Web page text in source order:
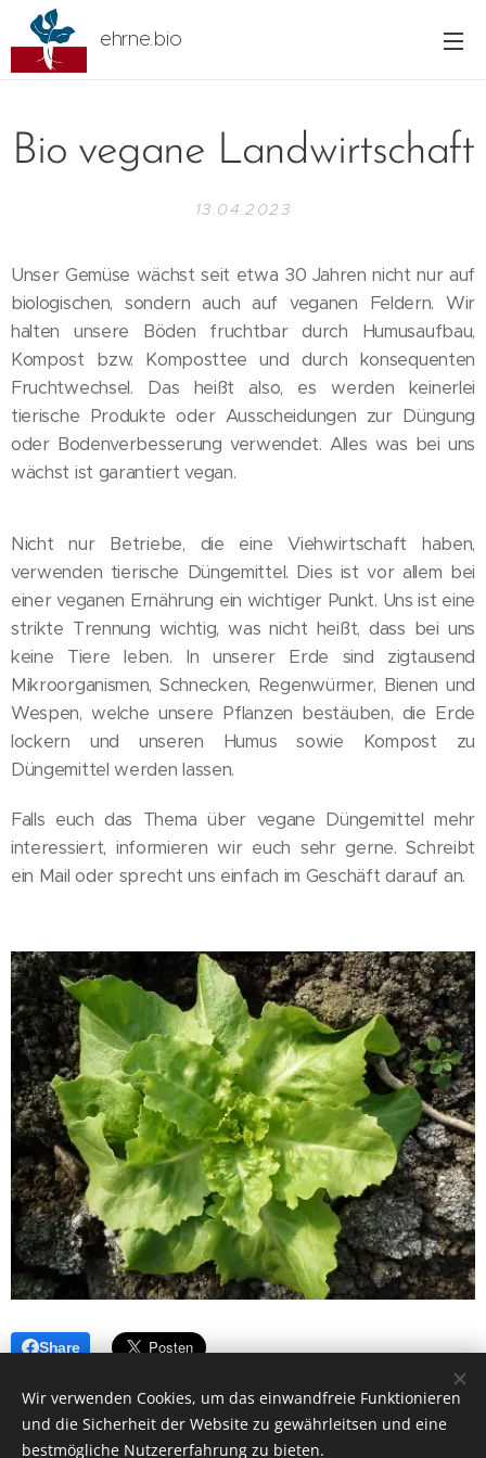
ehrne.bio
Bio vegane Landwirtschaft
13.04.2023
Unser Gemüse wächst seit etwa 30 Jahren nicht nur auf
biologischen, sondern auch auf veganen Feldern. Wir
halten unsere Böden fruchtbar durch Humusaufbau,
Kompost bzw. Komposttee und durch konsequenten
Fruchtwechsel. Das heißt also, es werden keinerlei
tierische Produkte oder Ausscheidungen zur Düngung
oder Bodenverbesserung verwendet. Alles was bei uns
wächst ist garantiert vegan.
Nicht nur Betriebe, die eine Viehwirtschaft haben,
verwenden tierische Düngemittel. Dies ist vor allem bei
einer veganen Ernährung ein wichtiger Punkt. Uns ist eine
strikte Trennung wichtig, was nicht heißt, dass bei uns
keine Tiere leben. In unserer Erde sind zigtausend
Mikroorganismen, Schnecken, Regenwürmer, Bienen und
Wespen, welche unsere Pflanzen bestäuben, die Erde
lockern und unseren Humus sowie Kompost zu
Düngemittel werden lassen.
Falls euch das Thema über vegane Düngemittel mehr
interessiert, informieren wir euch sehr gerne. Schreibt
ein Mail oder sprecht uns einfach im Geschäft darauf an.
Share
Wir verwenden Cookies, um das einwandfreie Funktionieren
und die Sicherheit der Website zu gewährleitsen und eine
bestmögliche Nutzererfahrung zu bieten.